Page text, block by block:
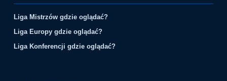
Liga Mistrzów gdzie oglądać?
Liga Europy gdzie oglądać?
Liga Konferencji gdzie oglądać?